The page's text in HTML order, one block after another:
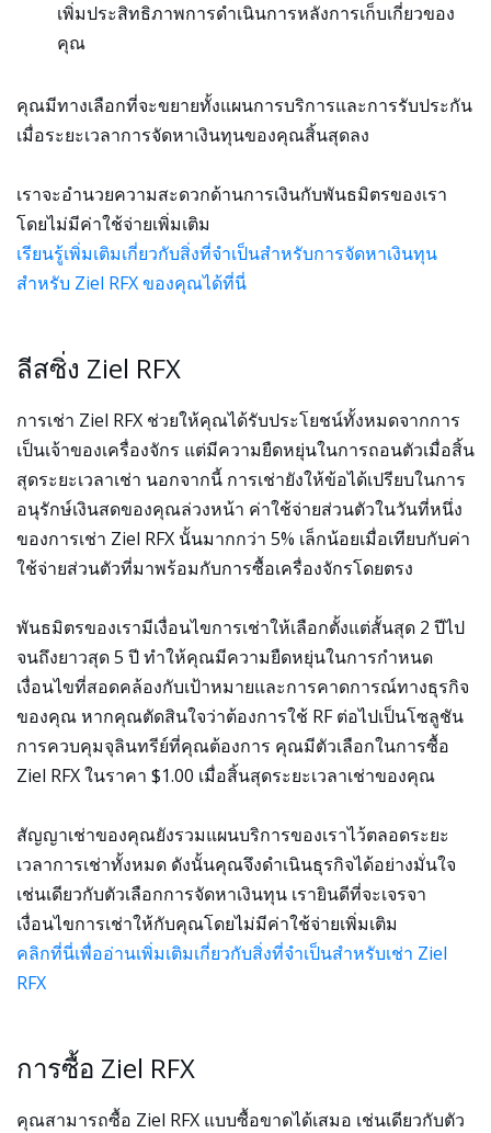
เพิ่มประสิทธิภาพการดำเนินการหลังการเก็บเกี่ยวของ
คุณ
คุณมีทางเลือกที่จะขยายทั้งแผนการบริการและการรับประกัน
เมื่อระยะเวลาการจัดหาเงินทุนของคุณสิ้นสุดลง
เราจะอำนวยความสะดวกด้านการเงินกับพันธมิตรของเรา
โดยไม่มีค่าใช้จ่ายเพิ่มเติม
เรียนรู้เพิ่มเติมเกี่ยวกับสิ่งที่จำเป็นสำหรับการจัดหาเงินทุน
สำหรับ Ziel RFX ของคุณได้ที่นี่
ลีสซิ่ง Ziel RFX
การเช่า Ziel RFX ช่วยให้คุณได้รับประโยชน์ทั้งหมดจากการ
เป็นเจ้าของเครื่องจักร แต่มีความยืดหยุ่นในการถอนตัวเมื่อสิ้น
สุดระยะเวลาเช่า นอกจากนี้ การเช่ายังให้ข้อได้เปรียบในการ
อนุรักษ์เงินสดของคุณล่วงหน้า ค่าใช้จ่ายส่วนตัวในวันที่หนึ่ง
ของการเช่า Ziel RFX นั้นมากกว่า 5% เล็กน้อยเมื่อเทียบกับค่า
ใช้จ่ายส่วนตัวที่มาพร้อมกับการซื้อเครื่องจักรโดยตรง
พันธมิตรของเรามีเงื่อนไขการเช่าให้เลือกตั้งแต่สั้นสุด 2 ปีไป
จนถึงยาวสุด 5 ปี ทำให้คุณมีความยืดหยุ่นในการกำหนด
เงื่อนไขที่สอดคล้องกับเป้าหมายและการคาดการณ์ทางธุรกิจ
ของคุณ หากคุณตัดสินใจว่าต้องการใช้ RF ต่อไปเป็นโซลูชัน
การควบคุมจุลินทรีย์ที่คุณต้องการ คุณมีตัวเลือกในการซื้อ
Ziel RFX ในราคา $1.00 เมื่อสิ้นสุดระยะเวลาเช่าของคุณ
สัญญาเช่าของคุณยังรวมแผนบริการของเราไว้ตลอดระยะ
เวลาการเช่าทั้งหมด ดังนั้นคุณจึงดำเนินธุรกิจได้อย่างมั่นใจ
เช่นเดียวกับตัวเลือกการจัดหาเงินทุน เรายินดีที่จะเจรจา
เงื่อนไขการเช่าให้กับคุณโดยไม่มีค่าใช้จ่ายเพิ่มเติม
คลิกที่นี่เพื่ออ่านเพิ่มเติมเกี่ยวกับสิ่งที่จำเป็นสำหรับเช่า Ziel
RFX
การซื้อ Ziel RFX
คุณสามารถซื้อ Ziel RFX แบบซื้อขาดได้เสมอ เช่นเดียวกับตัว